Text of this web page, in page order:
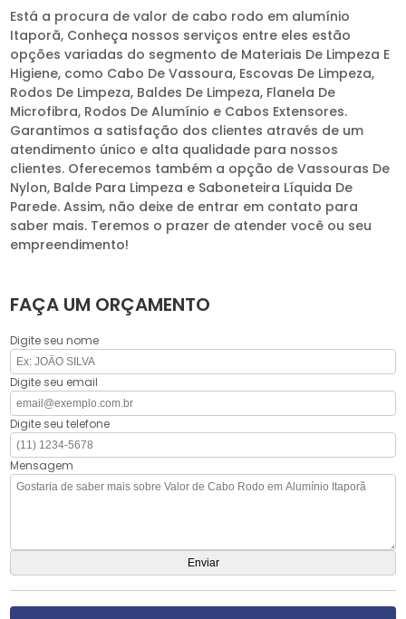
Está a procura de valor de cabo rodo em alumínio
Itaporã, Conheça nossos serviços entre eles estão
opções variadas do segmento de Materiais De Limpeza E
Higiene, como Cabo De Vassoura, Escovas De Limpeza,
Rodos De Limpeza, Baldes De Limpeza, Flanela De
Microfibra, Rodos De Alumínio e Cabos Extensores.
Garantimos a satisfação dos clientes através de um
atendimento único e alta qualidade para nossos
clientes. Oferecemos também a opção de Vassouras De
Nylon, Balde Para Limpeza e Saboneteira Líquida De
Parede. Assim, não deixe de entrar em contato para
saber mais. Teremos o prazer de atender você ou seu
empreendimento!
FAÇA UM ORÇAMENTO
Digite seu nome
Digite seu email
Digite seu telefone
Mensagem